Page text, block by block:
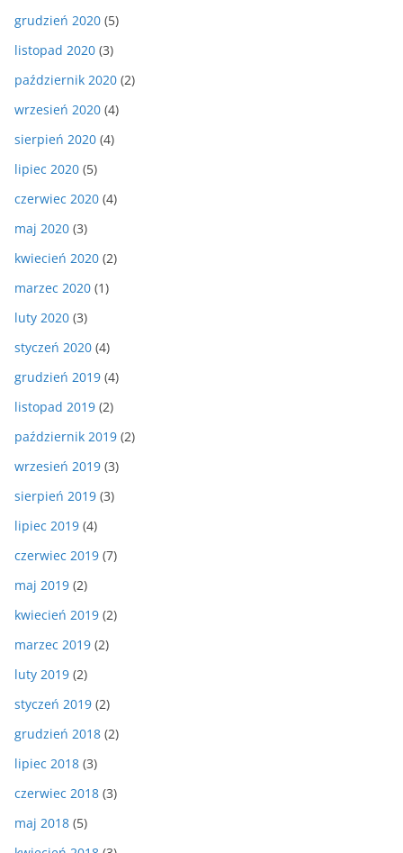
grudzień 2020 (5)
listopad 2020 (3)
październik 2020 (2)
wrzesień 2020 (4)
sierpień 2020 (4)
lipiec 2020 (5)
czerwiec 2020 (4)
maj 2020 (3)
kwiecień 2020 (2)
marzec 2020 (1)
luty 2020 (3)
styczeń 2020 (4)
grudzień 2019 (4)
listopad 2019 (2)
październik 2019 (2)
wrzesień 2019 (3)
sierpień 2019 (3)
lipiec 2019 (4)
czerwiec 2019 (7)
maj 2019 (2)
kwiecień 2019 (2)
marzec 2019 (2)
luty 2019 (2)
styczeń 2019 (2)
grudzień 2018 (2)
lipiec 2018 (3)
czerwiec 2018 (3)
maj 2018 (5)